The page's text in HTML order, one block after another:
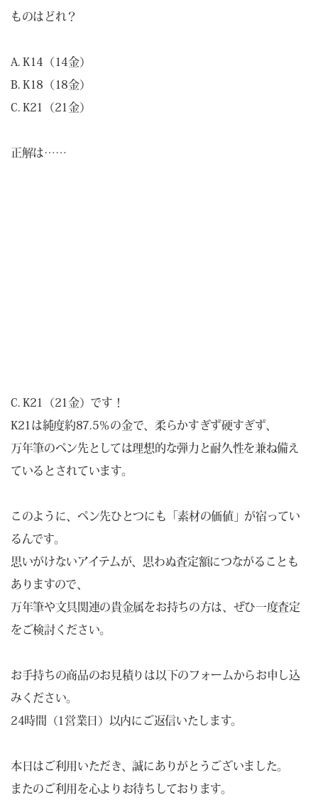
ものはどれ？
A. K14（14金）
B. K18（18金）
C. K21（21金）
正解は……
C. K21（21金）です！
K21は純度約87.5％の金で、柔らかすぎず硬すぎず、
万年筆のペン先としては理想的な弾力と耐久性を兼ね備え
ているとされています。
このように、ペン先ひとつにも「素材の価値」が宿ってい
るんです。
思いがけないアイテムが、思わぬ査定額につながることも
ありますので、
万年筆や文具関連の貴金属をお持ちの方は、ぜひ一度査定
をご検討ください。
お手持ちの商品のお見積りは以下のフォームからお申し込
みください。
24時間（1営業日）以内にご返信いたします。
本日はご利用いただき、誠にありがとうございました。
またのご利用を心よりお待ちしております。